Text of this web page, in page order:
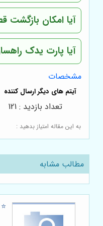
آیا امکان بازگشت
آیا پارت یدک
مشخصات
به این مقاله امتیاز بدهید :
تعداد بازدید : 121
مطالب مشابه